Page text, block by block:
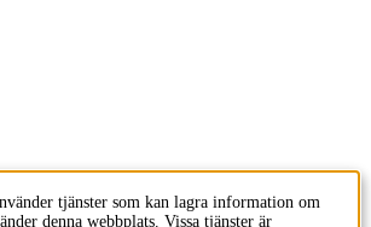
tjänster som kan lagra information om
denna webbplats. Vissa tjänster är